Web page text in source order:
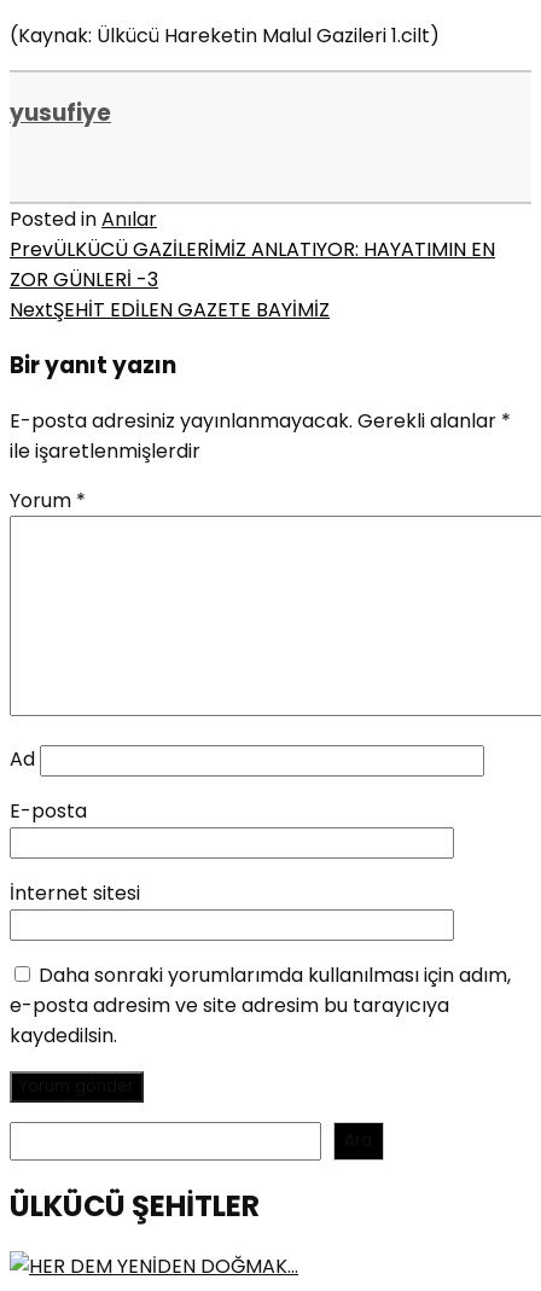
(Kaynak: Ülkücü Hareketin Malul Gazileri 1.cilt)
yusufiye
Posted inAnılar
PrevÜLKÜCÜ GAZİLERİMİZ ANLATIYOR: HAYATIMIN EN
ZOR GÜNLERİ -3
NextŞEHİT EDİLEN GAZETE BAYİMİZ
Bir yanıt yazın
E-posta adresiniz yayınlanmayacak. Gerekli alanlar *
ile işaretlenmişlerdir
Yorum *
Ad
E-posta
İnternet sitesi
Daha sonraki yorumlarımda kullanılması için adım,
e-posta adresim ve site adresim bu tarayıcıya
kaydedilsin.
ÜLKÜCÜ ŞEHİTLER